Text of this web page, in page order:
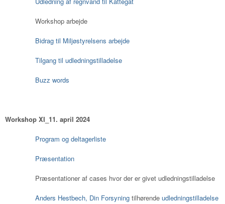
Workshop arbejde
Bidrag til Miljøstyrelsens arbejde
Tilgang til udledningstilladelse
Buzz words
Workshop XI_11. april 2024
Program og deltagerliste
Præsentation
Præsentationer af cases hvor der er givet udledningstilladelse
Anders Hestbech, Din Forsyning tilhørende udledningstilladelse